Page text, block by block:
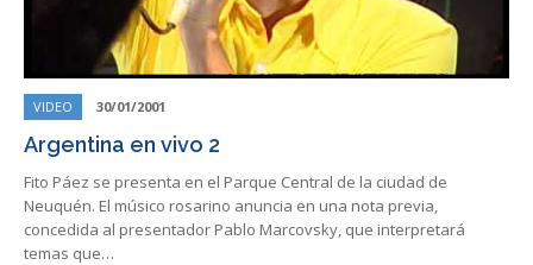
VIDEO 30/01/2001
Argentina en vivo 2
Fito Páez se presenta en el Parque Central de la ciudad de
Neuquén. El músico rosarino anuncia en una nota previa,
concedida al presentador Pablo Marcovsky, que interpretará
temas que…